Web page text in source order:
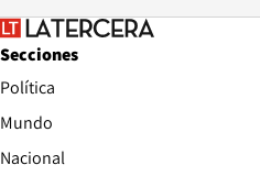
Secciones
Política
Mundo
Nacional